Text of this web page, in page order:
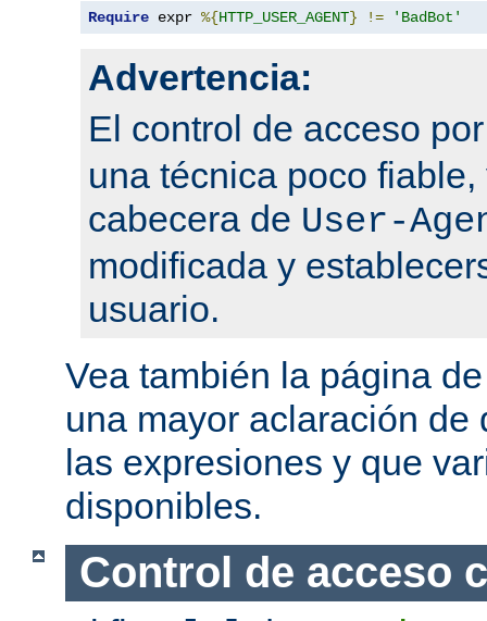
Require expr %{HTTP_USER_AGENT} != 'BadBot'
Advertencia:
El control de acceso
una técnica poco
cabecera de User-
modificada y
usuario.
Vea también la página
una mayor aclaración de
las expresiones y que
disponibles.
Control de acceso